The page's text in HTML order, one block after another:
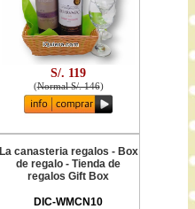
S/. 119
(Normal S/. 146)
La canasteria regalos - Box
de regalo - Tienda de
regalos Gift Box
DIC-WMCN10